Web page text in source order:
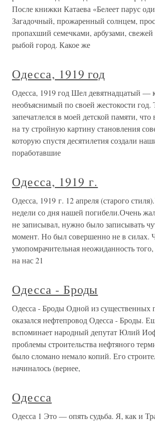
После книжки Катаева «Белеет парус
Загадочный, прожаренный солнцем,
пропахший семечками, арбузами,
рыбой город. Какое же
Одесса, 1919 год
Одесса, 1919 год Шел девятнадцатый —
необъяснимый по своей жестокости год.
запечатлелся в моей детской памяти,
на ту стройную картину становления
которую спустя десятилетия создали
поработавшие
Одесса, 1919 г.
Одесса, 1919 г. 12 апреля (старого
недели со дня нашей погибели.Очень
не записывал, нужно было записывать
момент. Но был совершенно не в силах.
умопомрачительная неожиданность того,
на нас 21
Одесса - Броды
Одесса - Броды Одной из существенных
оказался нефтепровод Одесса - Броды.
вспоминает народный депутат Юлий
проблемы строительства нефтяного
было сломано немало копий. Его
начиналось (вернее,
Одесса
Одесса 1 Это — опять судьба. Я, как и